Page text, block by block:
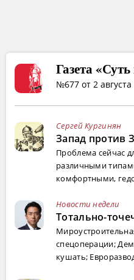
Газета
№677 от 2 августа
Сергей Кургинян
Запад против
Проблема сейчас
различными
комфортными,
Новости недели
Тотально-
спецоперации;
кушать;